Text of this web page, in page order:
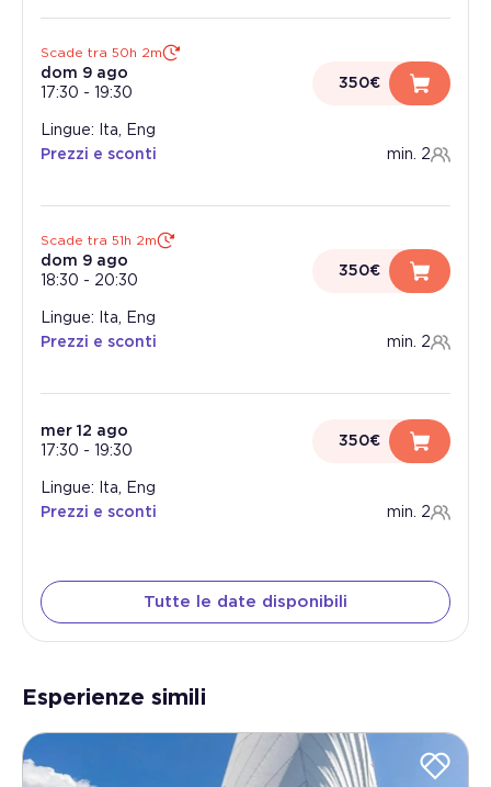
Scade tra 50h 2m
dom 9 ago
17:30 - 19:30
350€
Lingue: Ita, Eng
Prezzi e sconti
min. 2
Scade tra 51h 2m
dom 9 ago
18:30 - 20:30
350€
Lingue: Ita, Eng
Prezzi e sconti
min. 2
mer 12 ago
17:30 - 19:30
350€
Lingue: Ita, Eng
Prezzi e sconti
min. 2
Tutte le date disponibili
Esperienze simili